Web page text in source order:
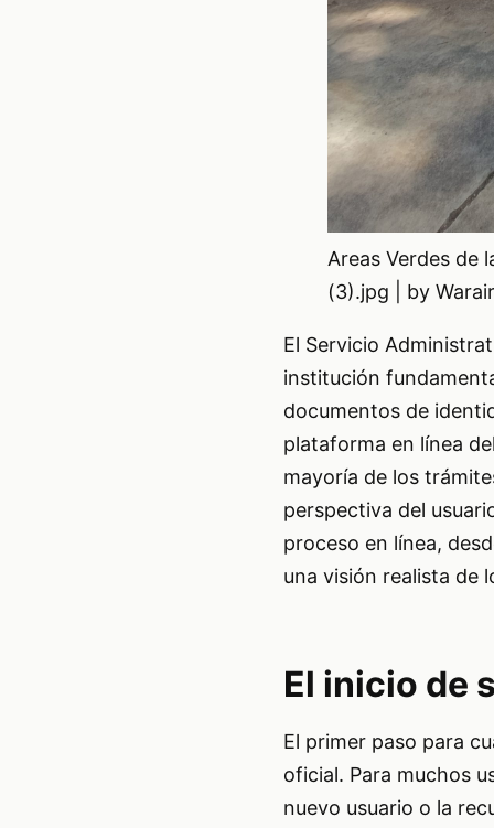
Areas Verdes de
(3).jpg | by
El Servicio
institución
documentos de
plataforma en línea
mayoría de los
perspectiva del
proceso en línea,
una visión realista de
El inicio de
El primer paso para
oficial. Para muchos
nuevo usuario o la